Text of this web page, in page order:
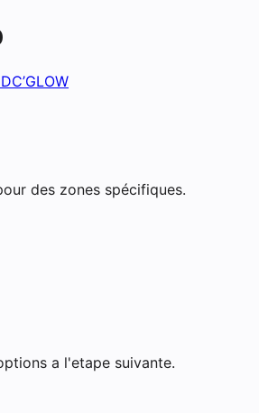
(lash lift) à Talant
des zones spécifiques.
a l'etape suivante.